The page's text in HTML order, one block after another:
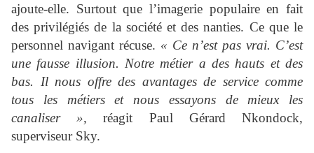
ajoute-elle. Surtout que l’imagerie populaire en fait
des privilégiés de la société et des nanties. Ce que le
personnel navigant récuse. « Ce n’est pas vrai. C’est
une fausse illusion. Notre métier a des hauts et des
bas. Il nous offre des avantages de service comme
tous les métiers et nous essayons de mieux les
canaliser », réagit Paul Gérard Nkondock,
superviseur Sky.